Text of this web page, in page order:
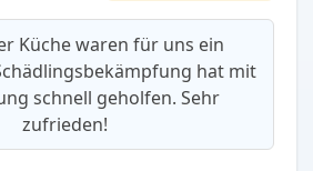
Küche waren für uns ein
hat mit
schnell geholfen. Sehr
zufrieden!